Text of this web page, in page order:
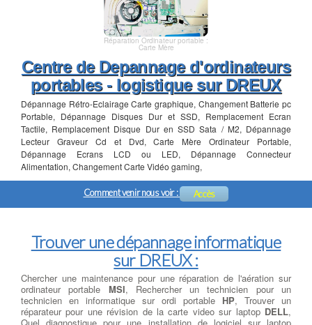
Réparation Ordinateur portable :
Carte Mère
Centre de Depannage d'ordinateurs
portables - logistique sur DREUX
Dépannage Rétro-Eclairage Carte graphique, Changement Batterie pc
Portable, Dépannage Disques Dur et SSD, Remplacement Ecran
Tactile, Remplacement Disque Dur en SSD Sata / M2, Dépannage
Lecteur Graveur Cd et Dvd, Carte Mère Ordinateur Portable,
Dépannage Ecrans LCD ou LED, Dépannage Connecteur
Alimentation, Changement Carte Vidéo gaming,
Comment venir nous voir : Accès
Trouver une dépannage informatique
sur DREUX :
Chercher une maintenance pour une réparation de l'aération sur
ordinateur portable MSI, Rechercher un technicien pour un
technicien en informatique sur ordi portable HP, Trouver un
réparateur pour une révision de la carte video sur laptop DELL,